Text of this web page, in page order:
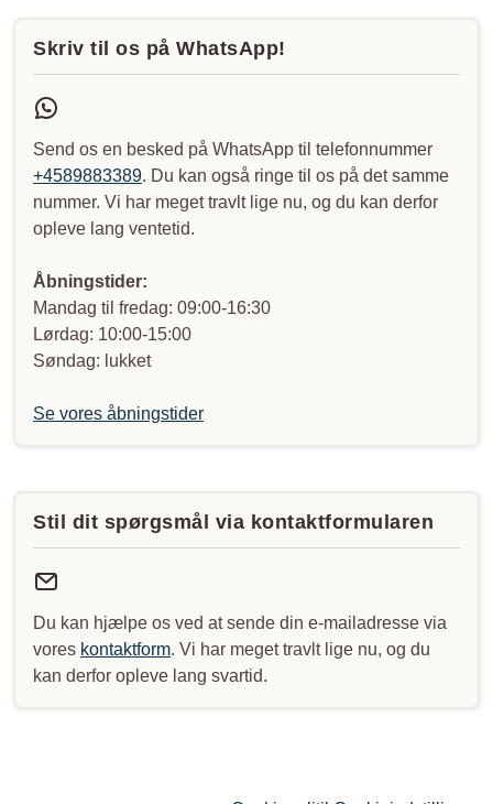
Skriv til os på WhatsApp!
Send os en besked på WhatsApp til telefonnummer
+4589883389. Du kan også ringe til os på det samme
nummer. Vi har meget travlt lige nu, og du kan derfor
opleve lang ventetid.
Åbningstider:
Mandag til fredag: 09:00-16:30
Lørdag: 10:00-15:00
Søndag: lukket
Se vores åbningstider
Stil dit spørgsmål via kontaktformularen
Du kan hjælpe os ved at sende din e-mailadresse via
vores kontaktform. Vi har meget travlt lige nu, og du
kan derfor opleve lang svartid.